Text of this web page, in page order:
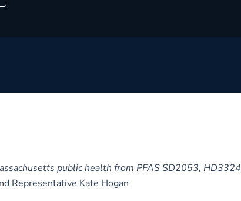
public health from PFAS SD2053, HD3324
Representative Kate Hogan